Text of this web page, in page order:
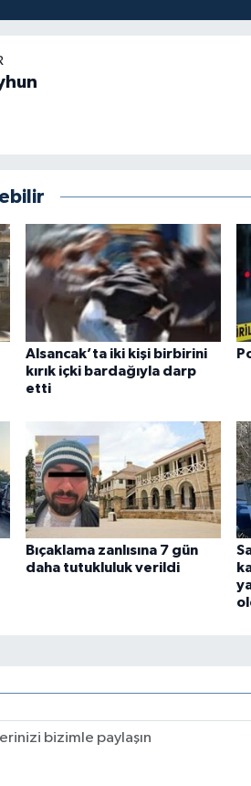
Alsancak’ta iki kişi birbirini
kırık içki bardağıyla darp
etti
Bıçaklama zanlısına 7 gün
daha tutukluluk verildi